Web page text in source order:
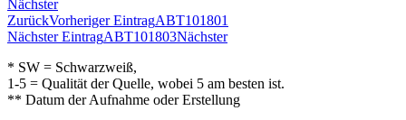
Nächster
ZurückVorheriger EintragABT101801
Nächster EintragABT101803Nächster
* SW = Schwarzweiß,
1-5 = Qualität der Quelle, wobei 5 am besten ist.
** Datum der Aufnahme oder Erstellung